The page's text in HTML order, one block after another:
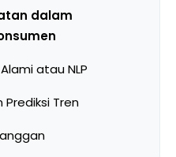
dalam
atau NLP
Prediksi Tren